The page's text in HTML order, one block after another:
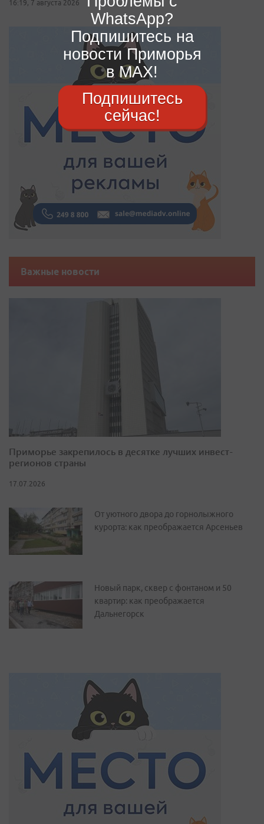
16:19, 7 августа 2026
Важные новости
Приморье закрепилось в десятке лучших инвест-
регионов страны
17.07.2026
От уютного двора до горнолыжного
курорта: как преображается Арсеньев
Новый парк, сквер с фонтаном и 50
квартир: как преображается
Дальнегорск
WhatsApp?
Подпишитесь на
новости Приморья
в MAX!
Подпишитесь
сейчас!